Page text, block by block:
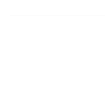
chén, dĩa... từ mo cau